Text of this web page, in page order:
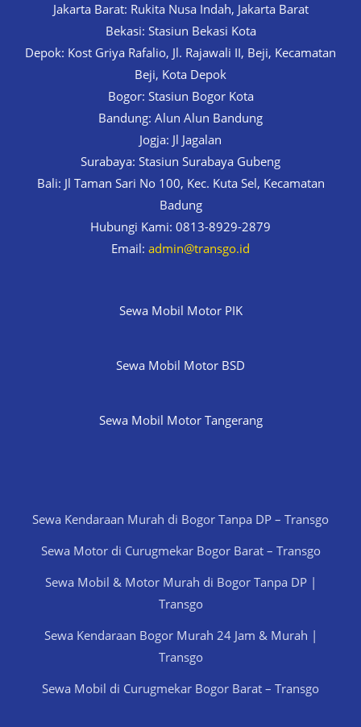
Jakarta Barat: Rukita Nusa Indah, Jakarta Barat
Bekasi: Stasiun Bekasi Kota
Depok: Kost Griya Rafalio, Jl. Rajawali II, Beji, Kecamatan
Beji, Kota Depok
Bogor: Stasiun Bogor Kota
Bandung: Alun Alun Bandung
Jogja: Jl Jagalan
Surabaya: Stasiun Surabaya Gubeng
Bali: Jl Taman Sari No 100, Kec. Kuta Sel, Kecamatan
Badung
Hubungi Kami: 0813-8929-2879
Email: admin@transgo.id
Sewa Mobil Motor PIK
Sewa Mobil Motor BSD
Sewa Mobil Motor Tangerang
Sewa Kendaraan Murah di Bogor Tanpa DP – Transgo
Sewa Motor di Curugmekar Bogor Barat – Transgo
Sewa Mobil & Motor Murah di Bogor Tanpa DP |
Transgo
Sewa Kendaraan Bogor Murah 24 Jam & Murah |
Transgo
Sewa Mobil di Curugmekar Bogor Barat – Transgo